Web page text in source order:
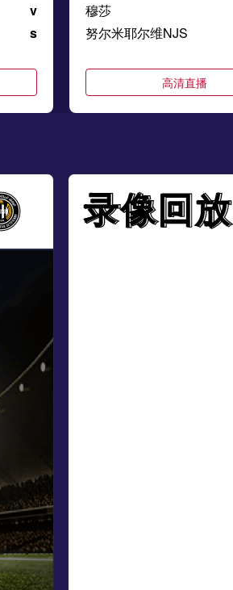
v
s
穆莎
努尔米耶尔维NJS
高清直播
录像回放
录像回放